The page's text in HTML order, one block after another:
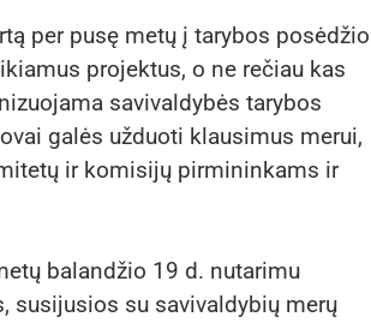
per pusę metų į tarybos posėdžio
projektus, o ne rečiau kas
savivaldybės tarybos
galės užduoti klausimus merui,
ir komisijų pirmininkams ir
balandžio 19 d. nutarimu
susijusios su savivaldybių merų